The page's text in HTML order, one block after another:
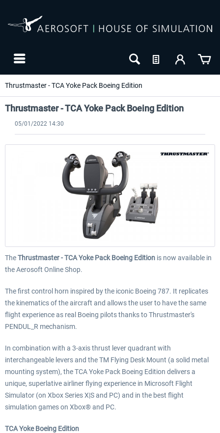
Thrustmaster - TCA Yoke Pack Boeing Edition
Thrustmaster - TCA Yoke Pack Boeing Edition
05/01/2022 14:30
TheThrustmaster - TCA Yoke Pack Boeing Edition is now available in
the Aerosoft Online Shop.
The first control horn inspired by the iconic Boeing 787. It replicates
the kinematics of the aircraft and allows the user to have the same
flight experience as real Boeing pilots thanks to Thrustmaster's
PENDUL_R mechanism.
In combination with a 3-axis thrust lever quadrant with
interchangeable levers and the TM Flying Desk Mount (a solid metal
mounting system), the TCA Yoke Pack Boeing Edition delivers a
unique, superlative airliner flying experience in Microsoft Flight
Simulator (on Xbox Series X|S and PC) and in the best flight
simulation games on Xbox® and PC.
TCA Yoke Boeing Edition